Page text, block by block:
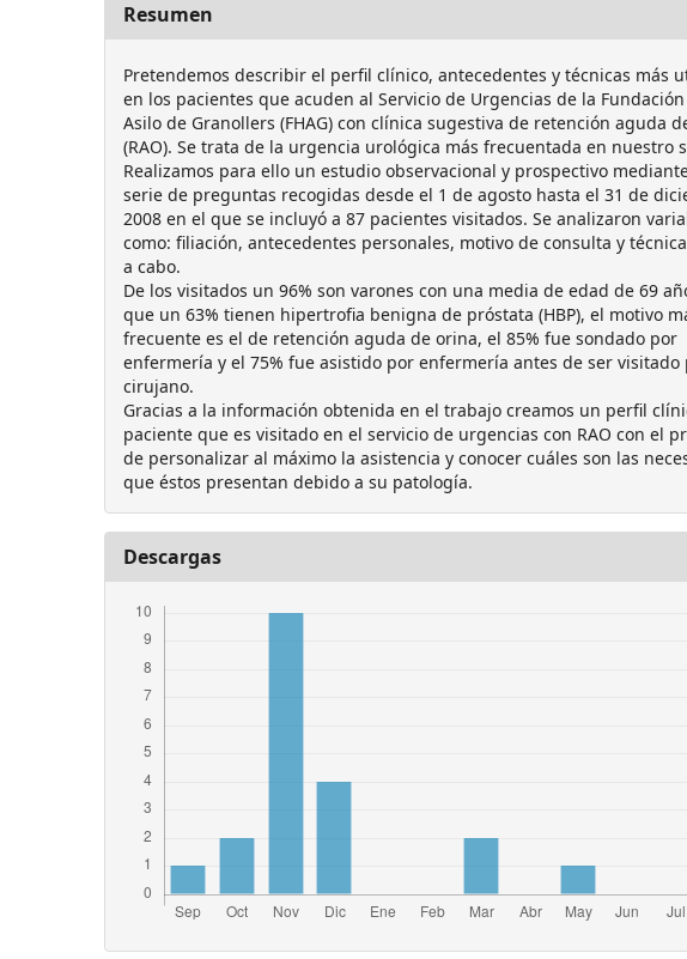
Resumen
Pretendemos describir el perfil clínico, antecedentes y técnicas más
en los pacientes que acuden al Servicio de Urgencias de la
Asilo de Granollers (FHAG) con clínica sugestiva de retención aguda
(RAO). Se trata de la urgencia urológica más frecuentada en nuestro
Realizamos para ello un estudio observacional y prospectivo
serie de preguntas recogidas desde el 1 de agosto hasta el 31 de
2008 en el que se incluyó a 87 pacientes visitados. Se analizaron
como: filiación, antecedentes personales, motivo de consulta y
a cabo.
De los visitados un 96% son varones con una media de edad de 69
que un 63% tienen hipertrofia benigna de próstata (HBP), el motivo
frecuente es el de retención aguda de orina, el 85% fue sondado por
enfermería y el 75% fue asistido por enfermería antes de ser visitado
cirujano.
Gracias a la información obtenida en el trabajo creamos un perfil
paciente que es visitado en el servicio de urgencias con RAO con el
de personalizar al máximo la asistencia y conocer cuáles son las
que éstos presentan debido a su patología.
Descargas